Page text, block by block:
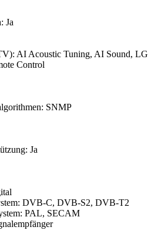
Ja
AI Acoustic Tuning, AI Sound, LG
Control
SNMP
Ja
DVB-C, DVB-S2, DVB-T2
PAL, SECAM